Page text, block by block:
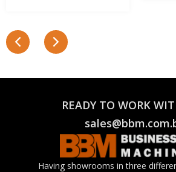
READY TO WORK
Having showrooms in three